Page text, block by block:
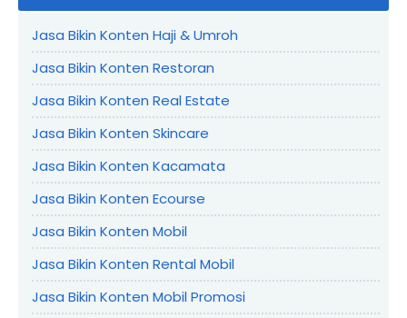
Jasa Bikin Konten Haji & Umroh
Jasa Bikin Konten Restoran
Jasa Bikin Konten Real Estate
Jasa Bikin Konten Skincare
Jasa Bikin Konten Kacamata
Jasa Bikin Konten Ecourse
Jasa Bikin Konten Mobil
Jasa Bikin Konten Rental Mobil
Jasa Bikin Konten Mobil Promosi